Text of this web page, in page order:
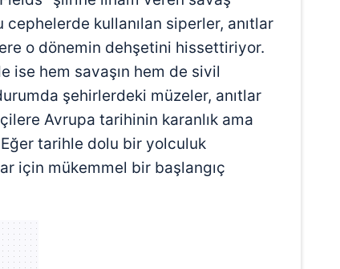
çerezlerle ilgili bilgi almak için lütfentıklayınız
cephelerde kullanılan siperler, anıtlar
o dönemin dehşetini hissettiriyor.
ise hem savaşın hem de sivil
şehirlerdeki müzeler, anıtlar
Avrupa tarihinin karanlık ama
tarihle dolu bir yolculuk
için mükemmel bir başlangıç